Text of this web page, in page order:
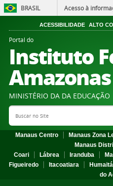
BRASIL Acesso à
ACESSIBILIDADE ALTO
Portal do
Instituto
Amazonas
MINISTÉRIO DA DA EDUCAÇÃO
Search Site
Manaus Centro Manaus Zona
Manaus
Coari
Lábrea Iranduba
Figueiredo
Itacoatiara Humaitá
do